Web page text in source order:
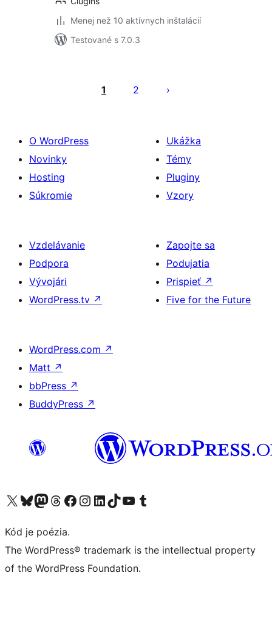
Menej než 10 aktívnych inštalácií
Testované s 7.0.3
príspevkov
1 2
O WordPress
Novinky
Hosting
Súkromie
Ukážka
Témy
Pluginy
Vzory
Vzdelávanie
Podpora
Vývojári
WordPress.tv ↗
Zapojte sa
Podujatia
Prispieť ↗
Five for the Future
WordPress.com ↗
Matt ↗
bbPress ↗
BuddyPress ↗
Navštívte náš účet na X (predtým Twitter)
Navštívte náš účet na platforme Bluesky
Navštívte náš účet na Mastodone
Navštívte náš účet na platforme Threads
Navštívte našu stránku na Facebooku
Navštívte náš účet Instagram
Navštívte náš účet LinkedIn
Navštívte náš účet na platforme TikTok
Navštívte náš kanál YouTube
Navštívte náš účet na platforme Tumblr
Kód je poézia.
The WordPress® trademark is the intellectual property
of the WordPress Foundation.